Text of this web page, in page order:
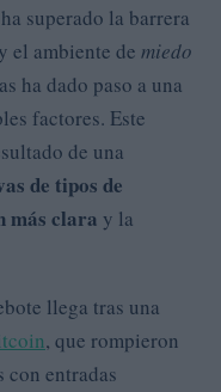
superado la barrera
el ambiente de miedo
ha dado paso a una
factores. Este
de una
de tipos de
más clara y la
llega tras una
, que rompieron
con entradas